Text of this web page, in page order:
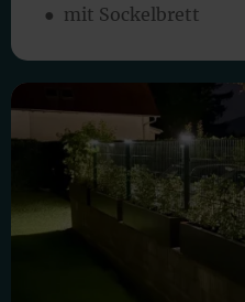
● mit Sockelbrett